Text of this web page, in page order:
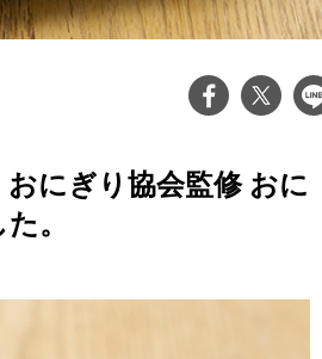
にぎり協会監修 おに
。